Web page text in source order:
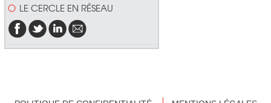
LE CERCLE EN RÉSEAU